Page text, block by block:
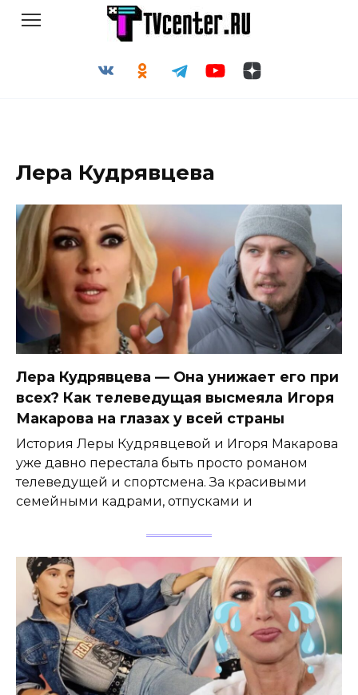
Лера Кудрявцева
Лера Кудрявцева — Она унижает его при
всех? Как телеведущая высмеяла Игоря
Макарова на глазах у всей страны
История Леры Кудрявцевой и Игоря Макарова
уже давно перестала быть просто романом
телеведущей и спортсмена. За красивыми
семейными кадрами, отпусками и